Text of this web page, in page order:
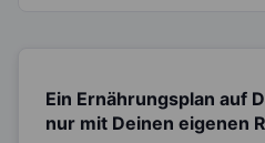
Ein Ernährungsplan auf
nur mit Deinen eigenen